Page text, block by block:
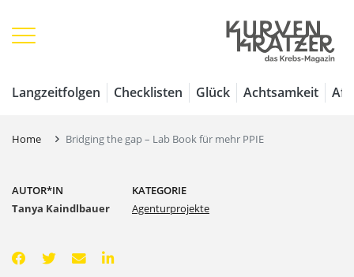
Langzeitfolgen Checklisten Glück Achtsamkeit
Home Bridging the gap – Lab Book für mehr PPIE
AUTOR*IN
Tanya Kaindlbauer
KATEGORIE
Agenturprojekte